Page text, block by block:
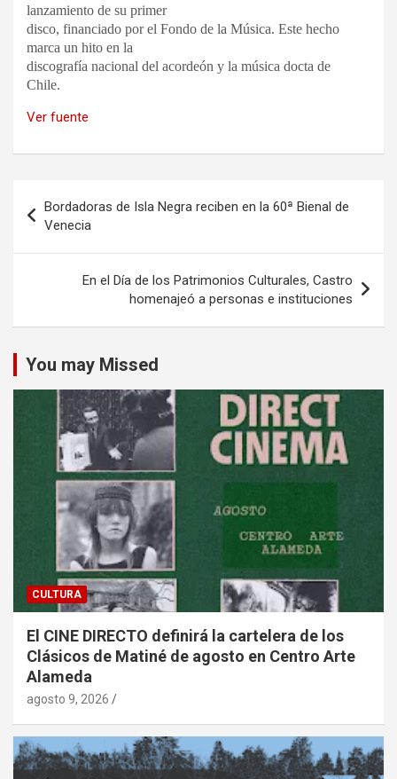
lanzamiento de su primer
disco, financiado por el Fondo de la Música. Este hecho
marca un hito en la
discografía nacional del acordeón y la música docta de
Chile.
Ver fuente
de
entradas
Bordadoras de Isla Negra reciben en la 60ª Bienal de
Venecia
En el Día de los Patrimonios Culturales, Castro
homenajeó a personas e instituciones
You may Missed
CULTURA
El CINE DIRECTO definirá la cartelera de los
Clásicos de Matiné de agosto en Centro Arte
Alameda
agosto 9, 2026